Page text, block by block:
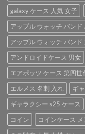
は
galaxy ケース 人気 女子
アップル ウォッチ バンド
アップル ウォッチ バンド
アンドロイドケース 男女
エアポッツ ケース 第四世
エルメス 名刺 入れ
ギ
ギャラクシー s25 ケース
コイン
コインケース